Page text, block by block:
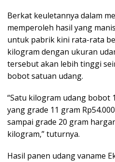
Berkat keuletannya dalam
memperoleh hasil yang
untuk pabrik kini rata-rata
kilogram dengan ukuran
tersebut akan lebih tinggi
bobot satuan udang.
“Satu kilogram udang bobot
yang grade 11 gram
sampai grade 20 gram
kilogram,” tuturnya.
Hasil panen udang vaname